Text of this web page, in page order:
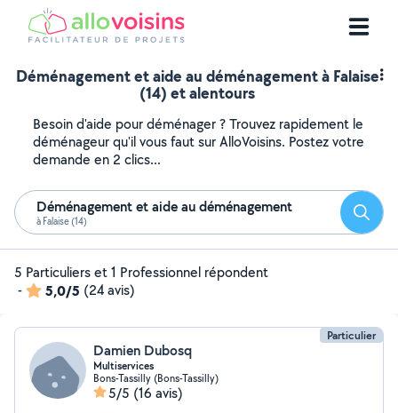
Déménagement et aide au déménagement à Falaise
(14) et alentours
Besoin d'aide pour déménager ? Trouvez rapidement le
déménageur qu'il vous faut sur AlloVoisins. Postez votre
demande en 2 clics...
Déménagement et aide au déménagement
à Falaise (14)
5 Particuliers et 1 Professionnel répondent
-
5,0/5 (24 avis)
Particulier
Damien Dubosq
Multiservices
Bons-Tassilly (Bons-Tassilly)
5/5 (16 avis)